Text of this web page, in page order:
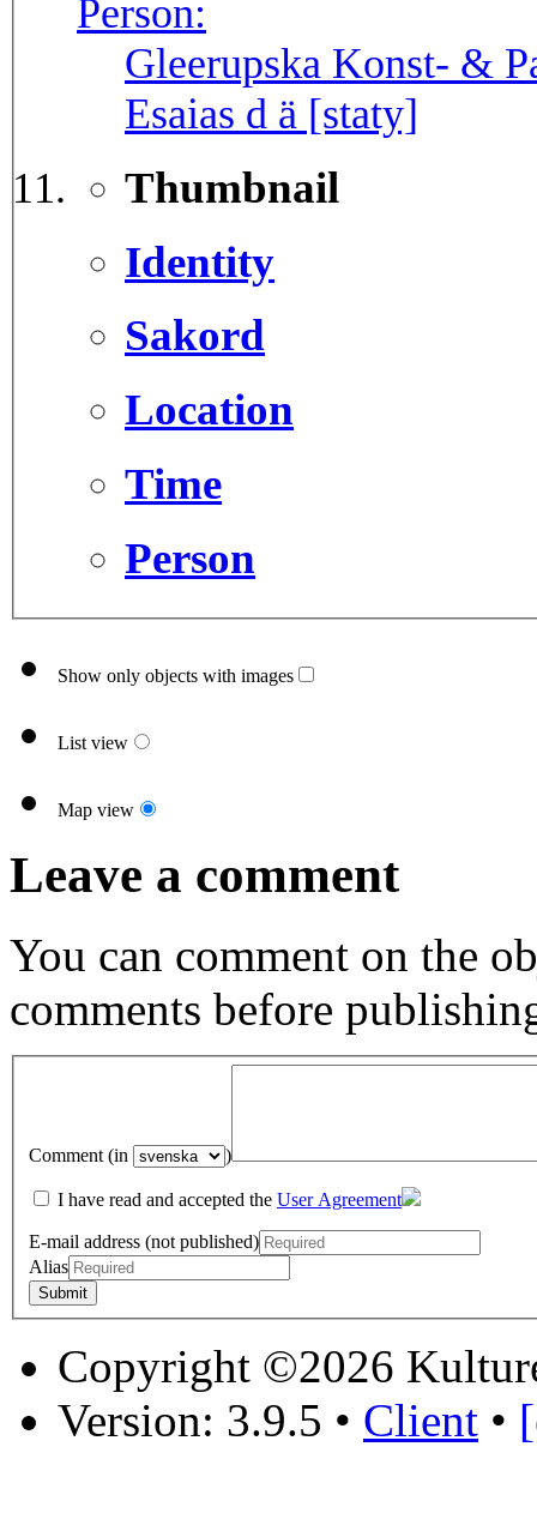
Person:
Gleerupska Konst- &
Esaias d ä [staty]
Thumbnail
Identity
Sakord
Location
Time
Person
Show only objects with images
List view
Map view
Leave a comment
You can comment on the
comments before
Comment (in )
I have read and accepted the User Agreement
E-mail address (not published)
Alias
Copyright ©2026
Version: 3.9.5 • Client •